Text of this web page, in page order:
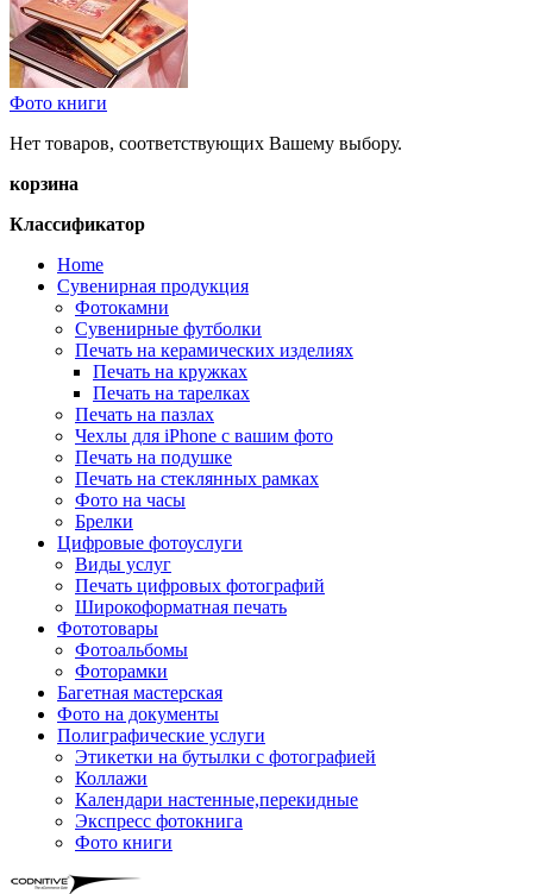
Фото книги
Нет товаров, соответствующих Вашему выбору.
корзина
Классификатор
Home
Сувенирная продукция
Фотокамни
Сувенирные футболки
Печать на керамических изделиях
Печать на кружках
Печать на тарелках
Печать на пазлах
Чехлы для iPhone с вашим фото
Печать на подушке
Печать на стеклянных рамках
Фото на часы
Брелки
Цифровые фотоуслуги
Виды услуг
Печать цифровых фотографий
Широкоформатная печать
Фототовары
Фотоальбомы
Фоторамки
Багетная мастерская
Фото на документы
Полиграфические услуги
Этикетки на бутылки c фотографией
Коллажи
Календари настенные,перекидные
Экспресс фотокнига
Фото книги